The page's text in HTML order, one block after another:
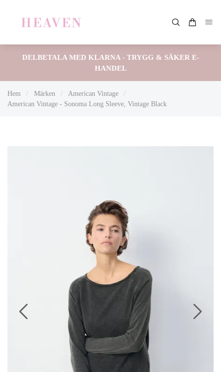
DELBETALA MED KLARNA - TRYGG & SÄKER E-
HANDEL
Hem / Märken / American Vintage
/
American Vintage - Sonoma Long Sleeve, Vintage Black